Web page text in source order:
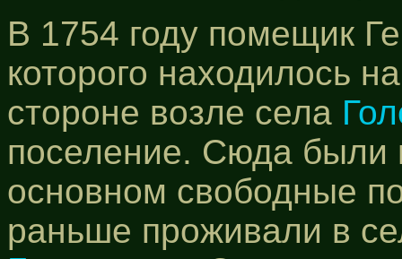
В 1754 году помещик
которого находилось
стороне возле села
поселение. Сюда были
основном свободные
раньше проживали в